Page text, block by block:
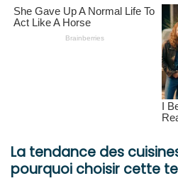
La tendance des
pourquoi choisir cette